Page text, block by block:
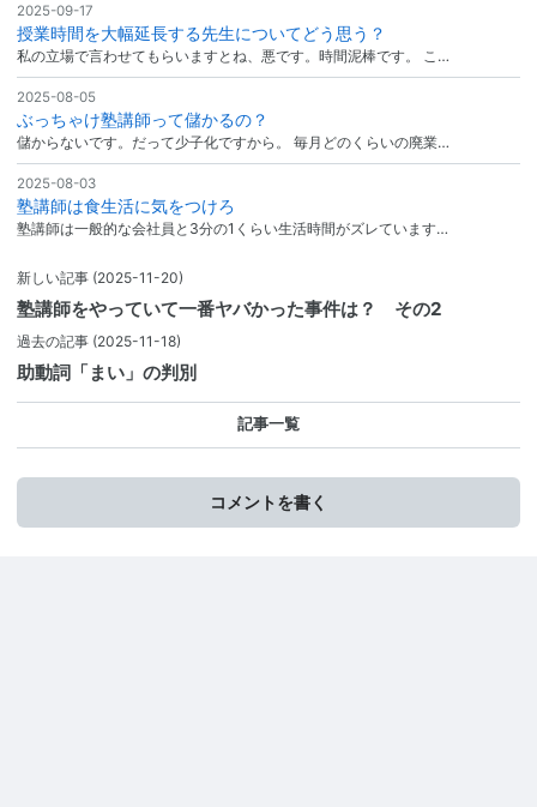
2025-09-17
授業時間を大幅延長する先生についてどう思う？
私の立場で言わせてもらいますとね、悪です。時間泥棒です。 こ…
2025-08-05
ぶっちゃけ塾講師って儲かるの？
儲からないです。だって少子化ですから。 毎月どのくらいの廃業…
2025-08-03
塾講師は食生活に気をつけろ
塾講師は一般的な会社員と3分の1くらい生活時間がズレています…
新しい記事 (2025-11-20)
塾講師をやっていて一番ヤバかった事件は？ その2
過去の記事 (2025-11-18)
助動詞「まい」の判別
記事一覧
コメントを書く